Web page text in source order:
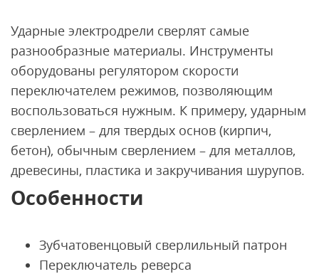
Ударные электродрели сверлят самые
разнообразные материалы. Инструменты
оборудованы регулятором скорости
переключателем режимов, позволяющим
воспользоваться нужным. К примеру, ударным
сверлением – для твердых основ (кирпич,
бетон), обычным сверлением – для металлов,
древесины, пластика и закручивания шурупов.
Особенности
Зубчатовенцовый сверлильный патрон
Переключатель реверса